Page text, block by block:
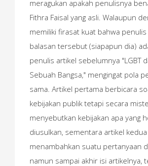
meragukan apakah penulisnya
Fithra Faisal yang asli. Walaupun
memiliki firasat kuat bahwa
balasan tersebut (siapapun dia)
penulis artikel sebelumnya "LGBT
Sebuah Bangsa," mengingat pola
sama. Artikel pertama berbicara
kebijakan publik tetapi secara
menyebutkan kebijakan apa yang
diusulkan, sementara artikel kedua
menambahkan suatu pertanyaan
namun sampai akhir isi artikelnya,